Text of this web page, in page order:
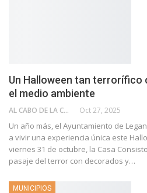
Un Halloween tan terrorífico
el medio ambiente
AL CABO DE LA CALLE Oct 27, 2025
Un año más, el Ayuntamiento de
a vivir una experiencia única este
viernes 31 de octubre, la Casa
pasaje del terror con decorados y…
MUNICIPIOS